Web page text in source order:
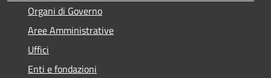
Organi di Governo
Aree Amministrative
Uffici
Enti e fondazioni